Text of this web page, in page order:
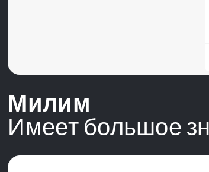
Милим
Имеет большое